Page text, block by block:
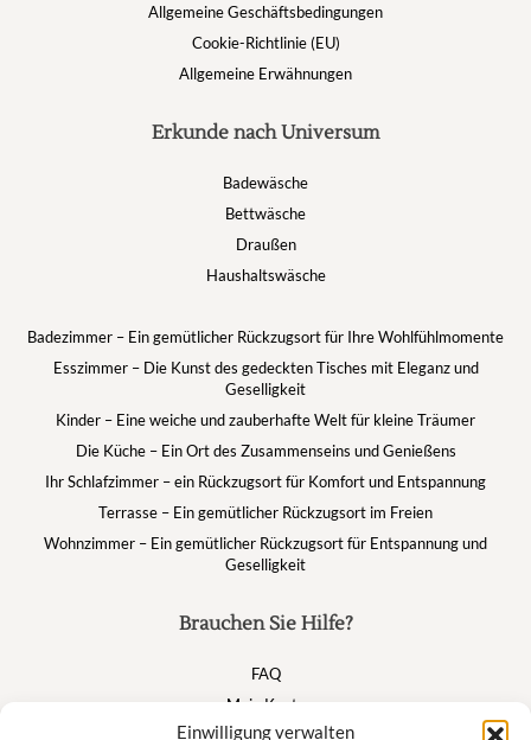
Einwilligung verwalten
Brauchen Sie Hilfe?
FAQ
Mein Konto
Warenkorb
Allgemeine Geschäftsbedingungen
Cookie-Richtlinie (EU)
Allgemeine Erwähnungen
Erkunde nach Universum
Badewäsche
Bettwäsche
Draußen
Haushaltswäsche
Badezimmer – Ein gemütlicher Rückzugsort für Ihre Wohlfühlmomente
Esszimmer – Die Kunst des gedeckten Tisches mit Eleganz und
Geselligkeit
Kinder – Eine weiche und zauberhafte Welt für kleine Träumer
Die Küche – Ein Ort des Zusammenseins und Genießens
Ihr Schlafzimmer – ein Rückzugsort für Komfort und Entspannung
Terrasse – Ein gemütlicher Rückzugsort im Freien
Wohnzimmer – Ein gemütlicher Rückzugsort für Entspannung und
Geselligkeit